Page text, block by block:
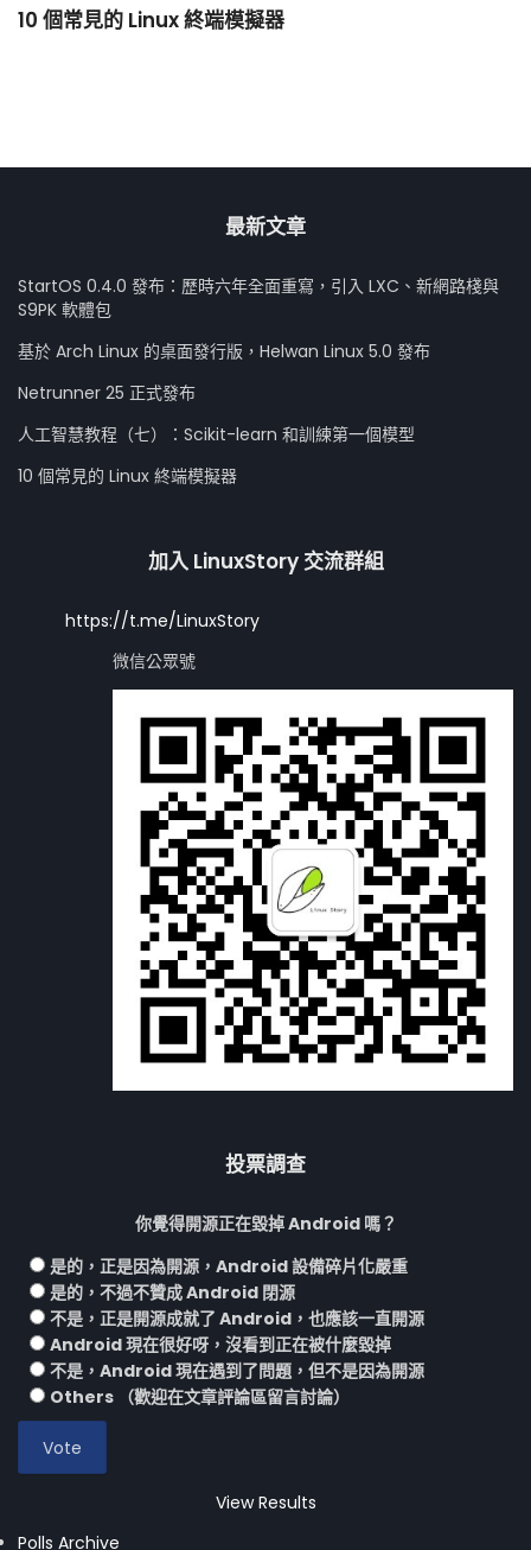
10 個常見的 Linux 終端模擬器
最新文章
StartOS 0.4.0 發布：歷時六年全面重寫，引入 LXC、新網路棧與
S9PK 軟體包
基於 Arch Linux 的桌面發行版，Helwan Linux 5.0 發布
Netrunner 25 正式發布
人工智慧教程（七）：Scikit-learn 和訓練第一個模型
10 個常見的 Linux 終端模擬器
加入 LinuxStory 交流群組
https://t.me/LinuxStory
微信公眾號
投票調查
你覺得開源正在毀掉 Android 嗎？
是的，正是因為開源，Android 設備碎片化嚴重
是的，不過不贊成 Android 閉源
不是，正是開源成就了 Android，也應該一直開源
Android 現在很好呀，沒看到正在被什麼毀掉
不是，Android 現在遇到了問題，但不是因為開源
Others （歡迎在文章評論區留言討論）
View Results
Polls Archive